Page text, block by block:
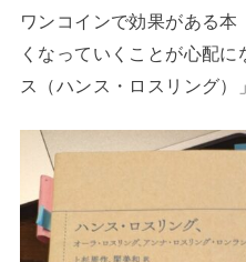
ワンコインで効果がある
くなっていくことが心配
ス（ハンス・ロスリング）」